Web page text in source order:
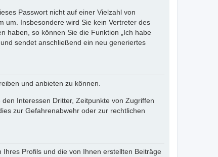
Passwort nicht auf einer Vielzahl von
um. Insbesondere wird Sie kein Vertreter des
haben, so können Sie die Funktion „Ich habe
sendet anschließend ein neu generiertes
und anbieten zu können.
Interessen Dritter, Zeitpunkte von Zugriffen
zur Gefahrenabwehr oder zur rechtlichen
Profils und die von Ihnen erstellten Beiträge